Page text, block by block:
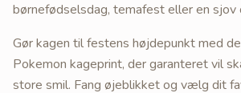
børnefødselsdag, temafest eller en sjov
Gør kagen til festens højdepunkt med
Pokemon kageprint, der garanteret vil
store smil. Fang øjeblikket og vælg dit